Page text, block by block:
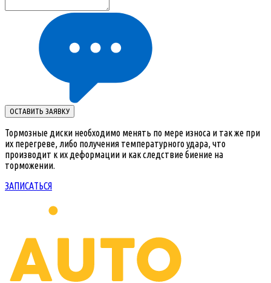
ОСТАВИТЬ ЗАЯВКУ
Тормозные диски необходимо менять по мере износа и так же при
их перегреве, либо получения температурного удара, что
производит к их деформации и как следствие биение на
торможении.
ЗАПИСАТЬСЯ